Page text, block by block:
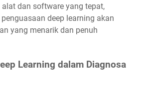
dan software yang tepat,
deep learning akan
yang menarik dan penuh
Learning dalam Diagnosa